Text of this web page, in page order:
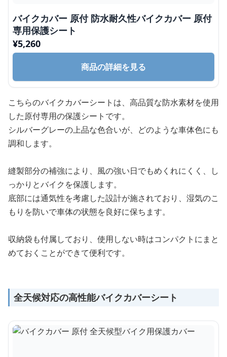
バイクカバー 原付 防水耐久性バイクカバー 原付
専用保護シート
¥5,260
商品の詳細を見る
こちらのバイクカバーシートは、高品質な防水素材を使用
した原付専用の保護シートです。
シルバーグレーの上品な色合いが、どのような車体色にも
調和します。
縫製部分の補強により、風の強い日でもめくれにくく、し
っかりとバイクを保護します。
底部には通気性を考慮した設計が施されており、湿気のこ
もりを防いで車体の状態を良好に保ちます。
収納袋も付属しており、使用しない時はコンパクトにまと
めておくことができて便利です。
全天候対応の高性能バイクカバーシート